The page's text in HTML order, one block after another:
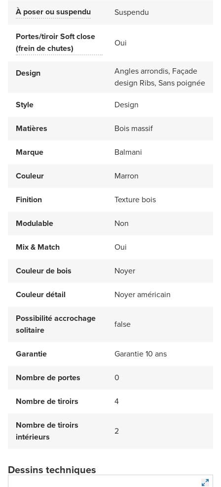
À poser ou suspendu Suspendu
Portes/tiroir Soft close
(frein de chutes)
Oui
Design
Angles arrondis, Façade
design Ribs, Sans poignée
Style
Design
Matières Bois massif
Marque Balmani
Couleur Marron
Finition Texture bois
Modulable Non
Mix & Match Oui
Couleur de bois Noyer
Couleur détail Noyer américain
Possibilité accrochage
solitaire
false
Garantie Garantie 10 ans
Nombre de portes 0
Nombre de tiroirs 4
Nombre de tiroirs
intérieurs
2
Dessins techniques